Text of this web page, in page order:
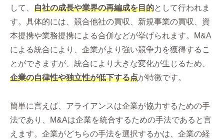
して、 自社の成長や業界の再編成を目的として行われま
す。具体的には、競合他社の買収、新規事業の買収、資
本提携や業務提携による合併などが挙げられます。M&A
による統合により、企業がより強い競争力を獲得するこ
とができますが、統合により大きな変化が生じるため、
企業の自律性や独立性が低下する点が特徴です。
簡単に言えば、アライアンスは企業が協力するための手
法であり、M&Aは企業を統合するための手法であると言
えます。企業がどちらの手法を選択するかは、企業の経